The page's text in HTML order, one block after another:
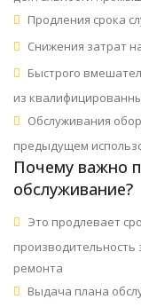
Продления срока
Снижения затрат
Быстрого
из
Обслуживания
предыдущем
Почему важно
обслуживание?
Это продлевает
производительность
ремонта
Выдача плана